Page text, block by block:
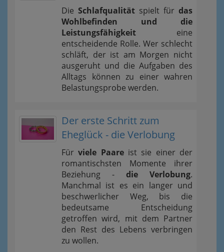
Die Schlafqualität spielt für das
Wohlbefinden und die
Leistungsfähigkeit eine
entscheidende Rolle. Wer schlecht
schläft, der ist am Morgen nicht
ausgeruht und die Aufgaben des
Alltags können zu einer wahren
Belastungsprobe werden.
Der erste Schritt zum
Eheglück - die Verlobung
Fürviele Paareist sie einer der
romantischsten Momente ihrer
Beziehung - die Verlobung.
Manchmal ist es ein langer und
beschwerlicher Weg, bis die
bedeutsame Entscheidung
getroffen wird, mit dem Partner
den Rest des Lebens verbringen
zu wollen.